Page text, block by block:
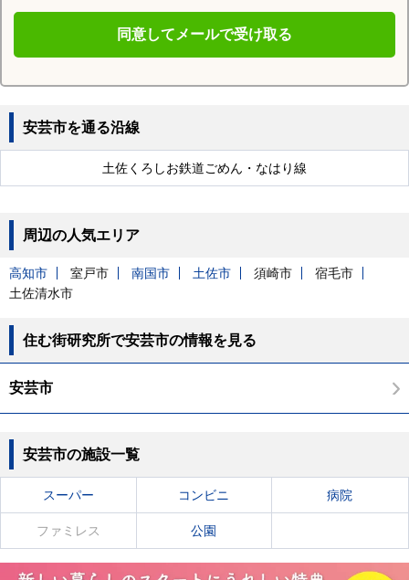
同意してメールで受け取る
伊尾木駅
安芸市を通る沿線
土佐くろしお鉄道ごめん・なはり線
周辺の人気エリア
高知市 室戸市 南国市 土佐市 須崎市
宿毛市
土佐清水市
住む街研究所で安芸市の情報を見る
安芸市
安芸市の施設一覧
スーパー コンビニ 病院
ファミレス 公園